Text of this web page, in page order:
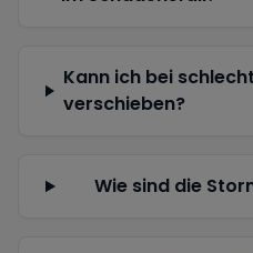
Kann ich bei
verschieben?
Wie sind die